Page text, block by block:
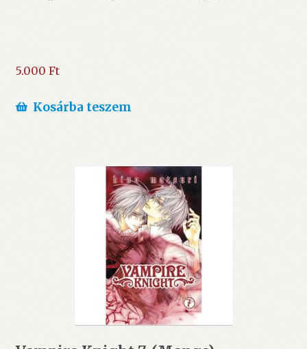
5.000 Ft
Kosárba teszem